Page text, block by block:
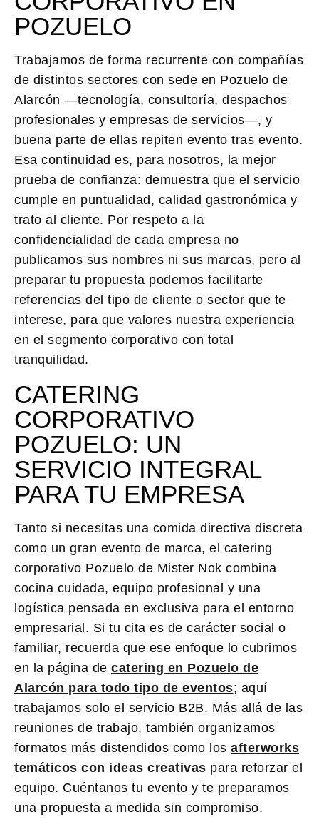
POZUELO
Trabajamos de forma recurrente con compañías
de distintos sectores con sede en Pozuelo de
Alarcón —tecnología, consultoría, despachos
profesionales y empresas de servicios—, y
buena parte de ellas repiten evento tras evento.
Esa continuidad es, para nosotros, la mejor
prueba de confianza: demuestra que el servicio
cumple en puntualidad, calidad gastronómica y
trato al cliente. Por respeto a la
confidencialidad de cada empresa no
publicamos sus nombres ni sus marcas, pero al
preparar tu propuesta podemos facilitarte
referencias del tipo de cliente o sector que te
interese, para que valores nuestra experiencia
en el segmento corporativo con total
tranquilidad.
CATERING
CORPORATIVO
POZUELO: UN
SERVICIO INTEGRAL
PARA TU EMPRESA
Tanto si necesitas una comida directiva discreta
como un gran evento de marca, el catering
corporativo Pozuelo de Mister Nok combina
cocina cuidada, equipo profesional y una
logística pensada en exclusiva para el entorno
empresarial. Si tu cita es de carácter social o
familiar, recuerda que ese enfoque lo cubrimos
en la página de catering en Pozuelo de
Alarcón para todo tipo de eventos; aquí
trabajamos solo el servicio B2B. Más allá de las
reuniones de trabajo, también organizamos
formatos más distendidos como los afterworks
temáticos con ideas creativas para reforzar el
equipo. Cuéntanos tu evento y te preparamos
una propuesta a medida sin compromiso.